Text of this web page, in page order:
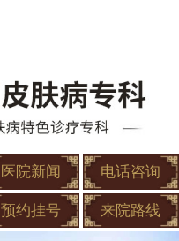
医院新闻 电话咨询
预约挂号 来院路线